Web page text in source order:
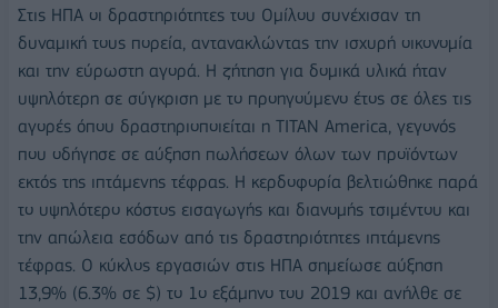
Στις ΗΠΑ οι δραστηριότητες του Ομίλου συνέχισαν τη
δυναμική τους πορεία, αντανακλώντας την ισχυρή οικονομία
και την εύρωστη αγορά. Η ζήτηση για δομικά υλικά ήταν
υψηλότερη σε σύγκριση με το προηγούμενο έτος σε όλες τις
αγορές όπου δραστηριοποιείται η TITAN America, γεγονός
που οδήγησε σε αύξηση πωλήσεων όλων των προϊόντων
εκτός της ιπτάμενης τέφρας. Η κερδοφορία βελτιώθηκε παρά
το υψηλότερο κόστος εισαγωγής και διανομής τσιμέντου και
την απώλεια εσόδων από τις δραστηριότητες ιπτάμενης
τέφρας. Ο κύκλος εργασιών στις ΗΠΑ σημείωσε αύξηση
13,9% (6.3% σε $) το 1ο εξάμηνο του 2019 και ανήλθε σε